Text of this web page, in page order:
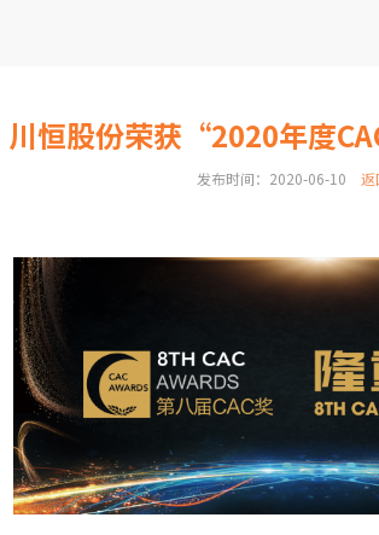
川恒股份荣获“2020年度
发布时间：2020-06-10 返